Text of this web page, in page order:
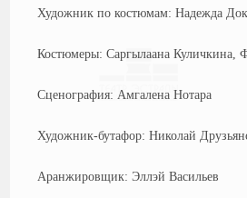
Художник по костюмам: Надежда
Костюмеры: Саргылаана Куличкина,
Сценография: Амгалена Нотара
Художник-бутафор: Николай
Аранжировщик: Эллэй Васильев